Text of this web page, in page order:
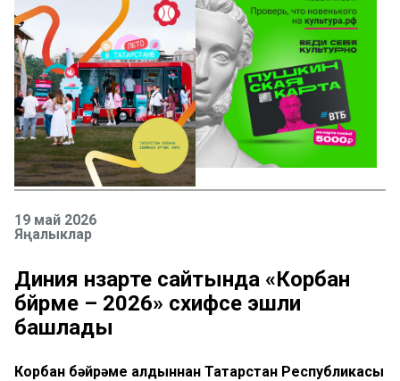
19 май 2026
Яңалыклар
Диния нәзарәте сайтында «Корбан
бәйрәме – 2026» сәхифәсе эшли
башлады
Корбан бәйрәме алдыннан Татарстан Республикасы